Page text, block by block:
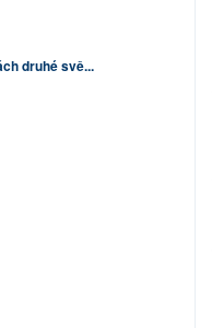
druhé svě...